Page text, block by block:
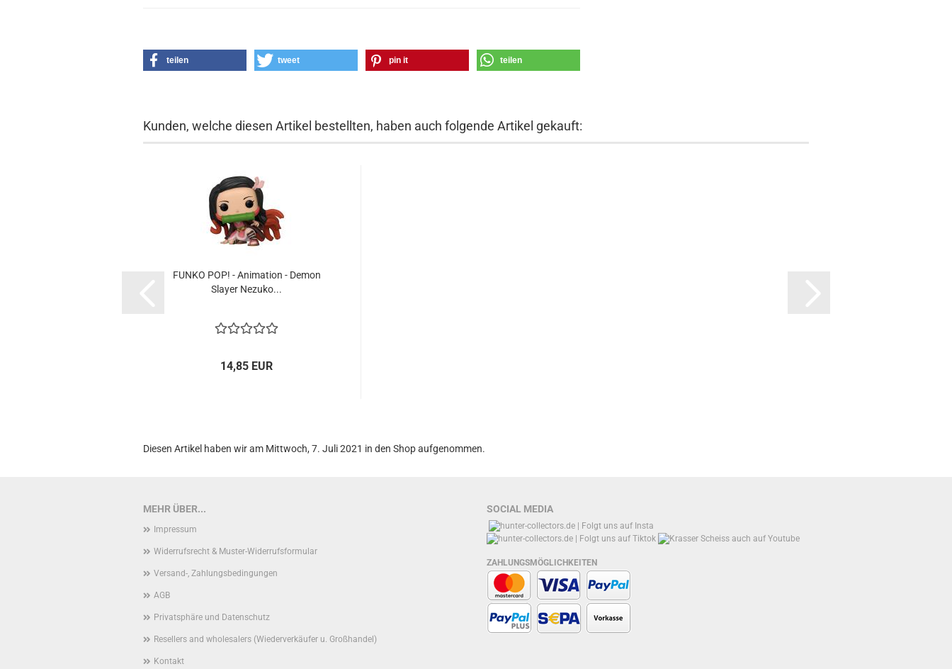
teilen tweet pin it teilen
Kunden, welche diesen Artikel bestellten, haben auch folgende Artikel gekauft:
FUNKO POP! - Ani­ma­ti­on - Demon
Slay­er Ne­zu­ko...
14,85 EUR
Diesen Artikel haben wir am Mittwoch, 7. Juli 2021 in den Shop aufgenommen.
MEHR ÜBER...
Impressum
Widerrufsrecht & Muster-Widerrufsformular
Versand-, Zahlungsbedingungen
AGB
Privatsphäre und Datenschutz
Resellers and wholesalers (Wiederverkäufer u. Großhandel)
Kontakt
SOCIAL MEDIA
ZAHLUNGSMÖGLICHKEITEN